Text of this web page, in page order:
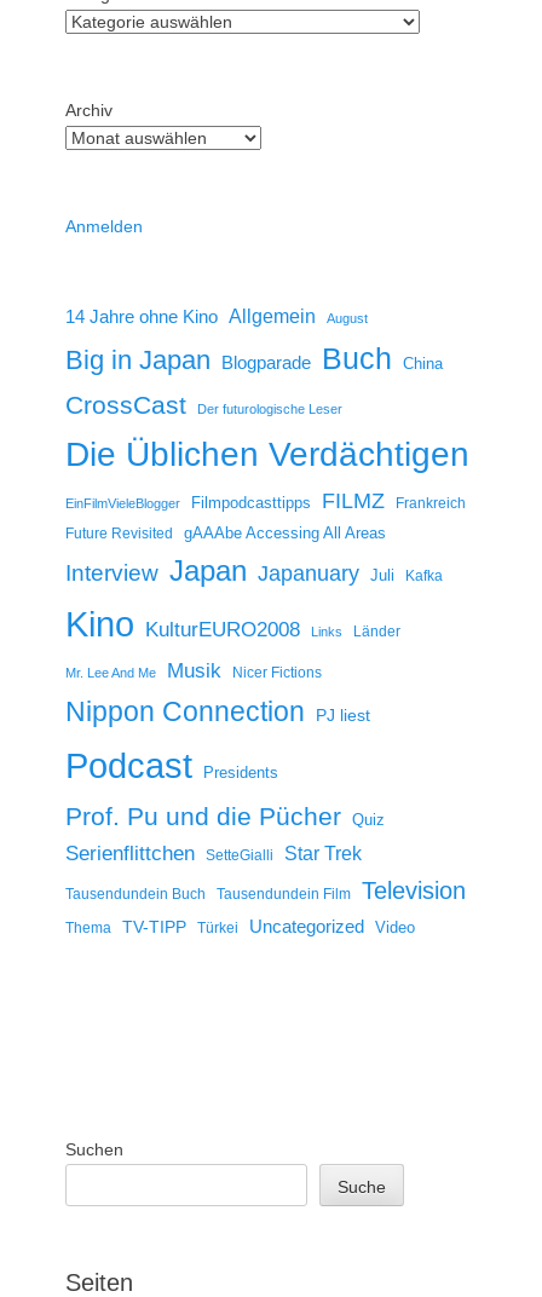
Archiv
Anmelden
14 Jahre ohne Kino Allgemein August
Big in Japan Blogparade Buch China
CrossCast Der futurologische Leser
Die Üblichen Verdächtigen
EinFilmVieleBlogger Filmpodcasttipps FILMZ
Frankreich
Future Revisited
gAAAbe Accessing All Areas
Interview Japan Japanuary Juli Kafka
Kino KulturEURO2008 Links Länder
Mr. Lee And Me Musik Nicer Fictions
Nippon Connection PJ liest
Podcast Presidents
Prof. Pu und die Pücher Quiz
Serienflittchen SetteGialli Star Trek
Tausendundein Buch Tausendundein Film Television
Thema TV-TIPP Türkei Uncategorized Video
Suchen
Suche
Seiten